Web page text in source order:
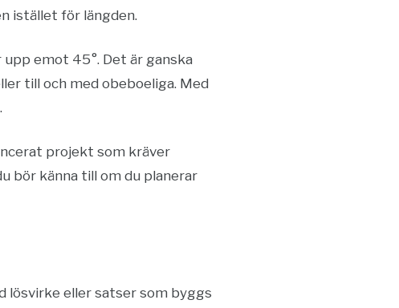
istället för längden.
emot 45°. Det är ganska
till och med obeboeliga. Med
projekt som kräver
bör känna till om du planerar
eller satser som byggs